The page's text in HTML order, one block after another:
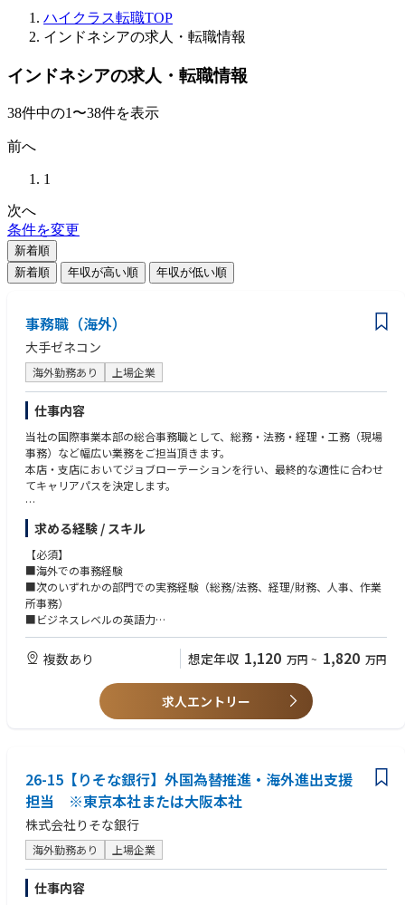
ハイクラス転職TOP
インドネシアの求人・転職情報
インドネシアの求人・転職情報
38件中の1〜38件を表示
前へ
1
次へ
条件を変更
新着順
新着順
年収が高い順 年収が低い順
事務職（海外）
大手ゼネコン
海外勤務あり 上場企業
仕事内容
当社の国際事業本部の総合事務職として、総務・法務・経理・工務（現場
事務）など幅広い業務をご担当頂きます。
本店・支店においてジョブローテーションを行い、最終的な適性に合わせ
てキャリアパスを決定します。
【具体的には】
■総務業務：組織のコーポレート業務、給与査定や教育訓練計画策定など
の人事業務、出張者のホテル・食事・送迎・顧客訪問のアポイントなどの
秘書業務、等
■経理業務：組織の業績管理などの管理会計、単体決算や連結決算などの
財務会計、現地金融機関との折衝、会社経営に関する日本本社への報告資
料取り纏め、等
手配、等
■監査業務：内部統制の構築・運営業務、社内監査対応、現地公認会計士
監査対応、現地税務アセスメント対応、等
■現地法人や現地事務所の立ち上げ業務、等
※業務により海外駐在、海外出張の可能性がございます。
求める経験 / スキル
【必須】
■海外での事務経験
■次のいずれかの部門での実務経験（総務/法務、経理/財務、人事、作業
所事務）
■ビジネスレベルの英語力
【求める人物像】
■対人折衝力のある方
■集団統率力のある方
■プレッシャーを跳ね返す力のある方
■前例のない課題に積極的に取り組む姿勢のある方
複数あり 想定年収 1,120 万円 ~ 1,820 万円
求人エントリー
26-15【りそな銀行】外国為替推進・海外進出支援
担当 ※東京本社または大阪本社
株式会社りそな銀行
海外勤務あり 上場企業
仕事内容